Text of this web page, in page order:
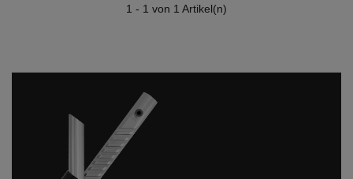
1 - 1 von 1 Artikel(n)